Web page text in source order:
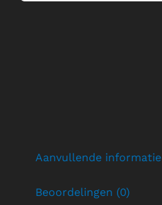
Aanvullende informatie
Beoordelingen (0)